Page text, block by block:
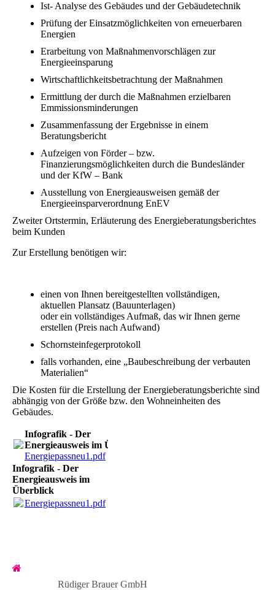
Ist- Analyse des Gebäudes und der Gebäudetechnik
Prüfung der Einsatzmöglichkeiten von erneuerbaren
Energien
Erarbeitung von Maßnahmenvorschlägen zur
Energieeinsparung
Wirtschaftlichkeitsbetrachtung der Maßnahmen
Ermittlung der durch die Maßnahmen erzielbaren
Emmissionsminderungen
Zusammenfassung der Ergebnisse in einem
Beratungsbericht
Aufzeigen von Förder – bzw.
Finanzierungsmöglichkeiten durch die Bundesländer
und der KfW – Bank
Ausstellung von Energieausweisen gemäß der
Energieeinsparverordnung EnEV
Zweiter Ortstermin, Erläuterung des Energieberatungsberichtes
beim Kunden
Zur Erstellung benötigen wir:
einen von Ihnen bereitgestellten vollständigen,
aktuellen Plansatz (Bauunterlagen)
oder ein vollständiges Aufmaß, das wir Ihnen gerne
erstellen (Preis nach Aufwand)
Schornsteinfegerprotokoll
falls vorhanden, eine „Baubeschreibung der verbauten
Materialien“
Die Kosten für die Erstellung der Energieberatungsberichte sind
abhängig von der Größe bzw. den Wohneinheiten des
Gebäudes.
Infografik - Der
Energieausweis im Überblick
Energiepassneu1.pdf(309.25KB)
Infografik - Der
Energieausweis im
Überblick
Energiepassneu1.pdf(309.25KB)
Rüdiger Brauer GmbH